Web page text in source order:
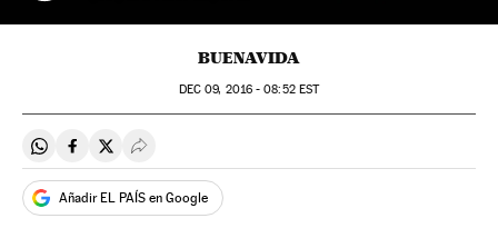
BUENAVIDA
DEC 09, 2016 - 08:52EST
Compartir en Whatsapp
Compartir en Facebook
Compartir en Twitter
Desplegar Redes Sociales
Añadir EL PAÍS en Google